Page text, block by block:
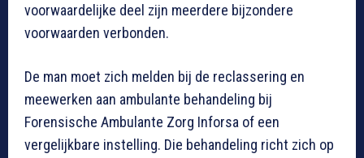
voorwaardelijke deel zijn meerdere bijzondere
voorwaarden verbonden.
De man moet zich melden bij de reclassering en
meewerken aan ambulante behandeling bij
Forensische Ambulante Zorg Inforsa of een
vergelijkbare instelling. Die behandeling richt zich op